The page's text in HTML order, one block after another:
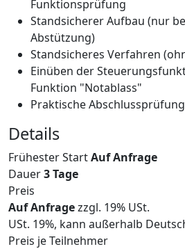
Funktionsprüfung
Standsicherer Aufbau (nur
Abstützung)
Standsicheres Verfahren
Einüben der
Funktion "Notablass"
Praktische Abschlussprüfung
Details
Frühester StartAuf Anfrage
Dauer3 Tage
Preis
Auf Anfragezzgl. 19% USt.
USt. 19%, kann außerhalb
Preis je Teilnehmer